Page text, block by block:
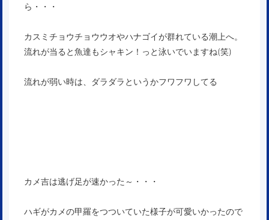
ら・・・
カスミチョウチョウウオやハナゴイが群れている潮上へ。
流れが当ると魚達もシャキン！っと泳いでいますね(笑)
流れが弱い時は、ダラダラというかフワフワしてる
カメ吉は逃げ足が速かった～・・・
ハギがカメの甲羅をつついていた様子が可愛いかったので